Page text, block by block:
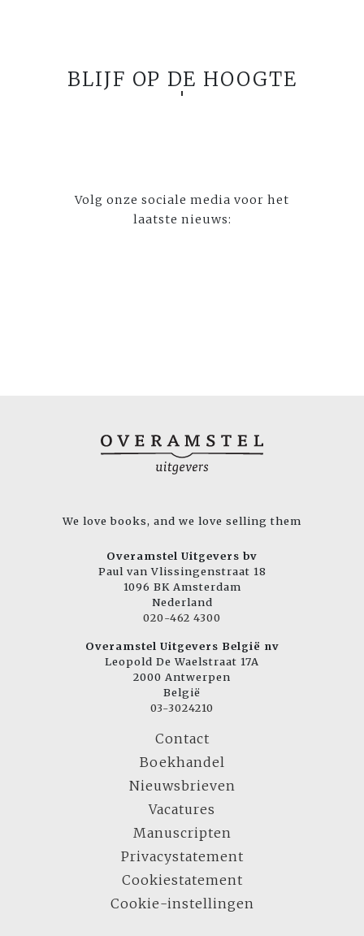
BLIJF OP DE HOOGTE
Volg onze sociale media voor het
laatste nieuws:
We love books, and we love selling them
Overamstel Uitgevers bv
Paul van Vlissingenstraat 18
1096 BK Amsterdam
Nederland
020-462 4300
Overamstel Uitgevers België nv
Leopold De Waelstraat 17A
2000 Antwerpen
België
03-3024210
Contact
Boekhandel
Nieuwsbrieven
Vacatures
Manuscripten
Privacystatement
Cookiestatement
Cookie-instellingen